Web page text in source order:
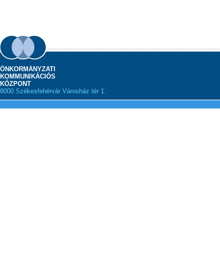
ÖNKORMÁNYZATI
KOMMUNIKÁCIÓS
KÖZPONT
8000 Székesfehérvár Városház tér 1.